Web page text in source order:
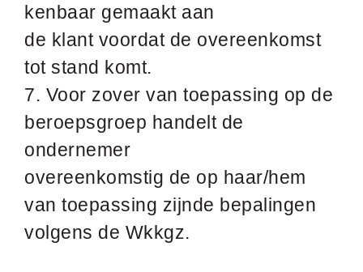
kenbaar gemaakt aan
de klant voordat de overeenkomst
tot stand komt.
7. Voor zover van toepassing op de
beroepsgroep handelt de
ondernemer
overeenkomstig de op haar/hem
van toepassing zijnde bepalingen
volgens de Wkkgz.